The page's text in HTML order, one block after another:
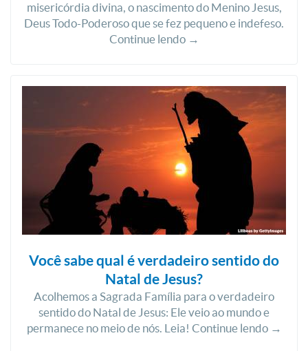
misericórdia divina, o nascimento do Menino Jesus,
Deus Todo-Poderoso que se fez pequeno e indefeso.
Continue lendo →
Você sabe qual é verdadeiro sentido do
Natal de Jesus?
Acolhemos a Sagrada Família para o verdadeiro
sentido do Natal de Jesus: Ele veio ao mundo e
permanece no meio de nós. Leia! Continue lendo →